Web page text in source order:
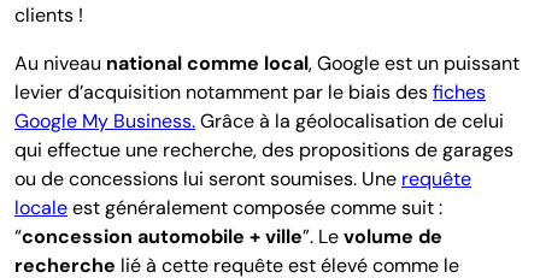
clients !
Au niveau national comme local, Google est un puissant
levier d’acquisition notamment par le biais desfiches
Google My Business.Grâce à la géolocalisation de celui
qui effectue une recherche, des propositions de garages
ou de concessions lui seront soumises. Une requête
localeest généralement composée comme suit :
“concession automobile + ville”. Levolume de
recherche lié à cette requête est élevé comme le